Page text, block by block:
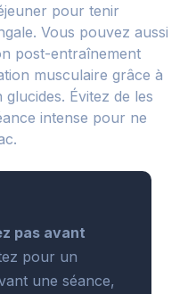
pour tenir
Vous pouvez aussi
post-entraînement
musculaire grâce à
Évitez de les
intense pour ne
pas avant
pour un
une séance,